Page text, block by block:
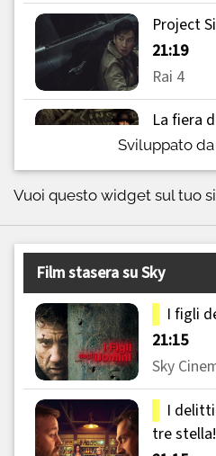
Sviluppato
Vuoi questo widget sul tuo